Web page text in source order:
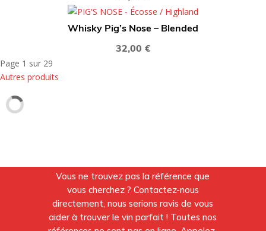
Whisky Pig’s Nose – Blended
32,00 €
Page 1 sur 29
Autres produits
Vous ne trouvez pas la référence que
vous cherchez ? Contactez-nous
directement, nous serions ravis de vous
aider à trouver le vin parfait ! Toutes nos